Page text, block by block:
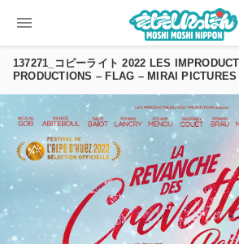
menu
137271_コピーライト 2022 LES
PRODUCTIONS – FLAG – MIRAI